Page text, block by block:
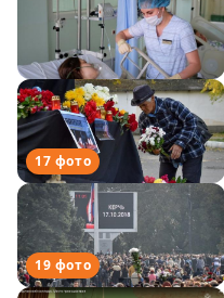
17 фото
19 фото